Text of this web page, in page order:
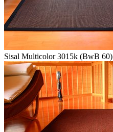
Sisal Multicolor 3015k (BwB 60)